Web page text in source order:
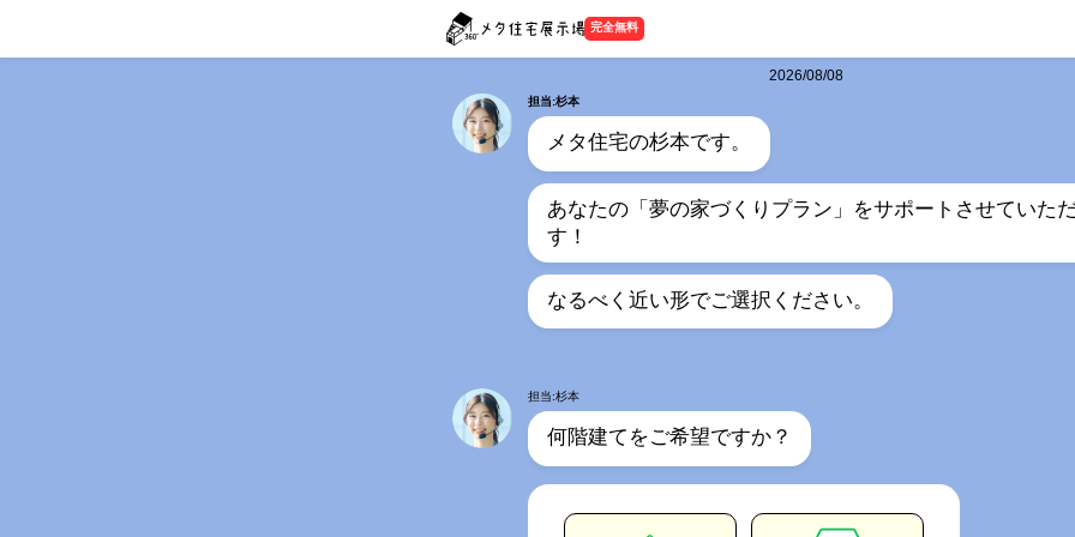
完全無料
2026/08/08
担当:杉本
メタ住宅の杉本です。
あなたの「夢の家づくりプラン」をサポートさせていた
す！
なるべく近い形でご選択ください。
担当:杉本
何階建てをご希望ですか？